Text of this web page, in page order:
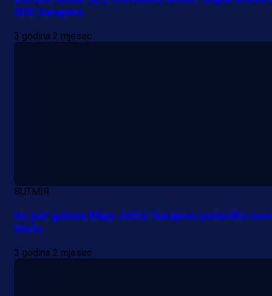
2 h 38 min
SFK Sarajevo
3 godina 2 mjesec
BUTMIR
Uz pet golova Maje Jelčić Sarajevo potvrdilo
titulu
3 godina 2 mjesec